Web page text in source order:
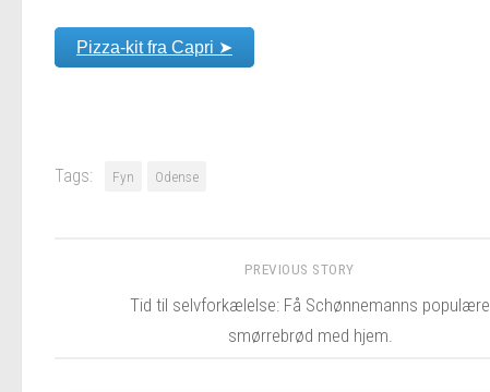
Pizza-kit fra Capri ➤
Tags: Fyn Odense
PREVIOUS STORY
Tid til selvforkælelse: Få Schønnemanns populære
smørrebrød med hjem.